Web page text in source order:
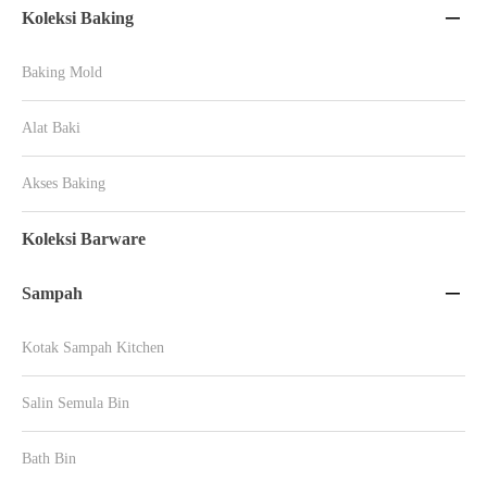
Koleksi Baking 
Baking Mold
Alat Baki
Akses Baking
Koleksi Barware
Sampah 
Kotak Sampah Kitchen
Salin Semula Bin
Bath Bin